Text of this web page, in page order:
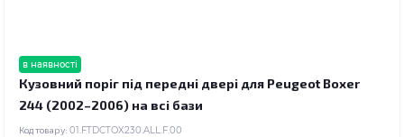
в наявності
Кузовний поріг під передні двері для Peugeot Boxer
244 (2002–2006) на всі бази
Код товару: 01.FTDCTOX230.ALL.F.00